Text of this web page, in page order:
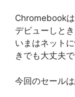
Chromebook
デビューしとき
いまはネット
きでも大丈夫で
今回のセール